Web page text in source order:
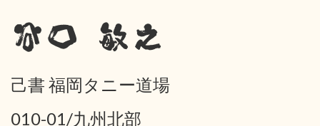
谷口 敏之
己書 福岡タニー道場
010-01/九州北部